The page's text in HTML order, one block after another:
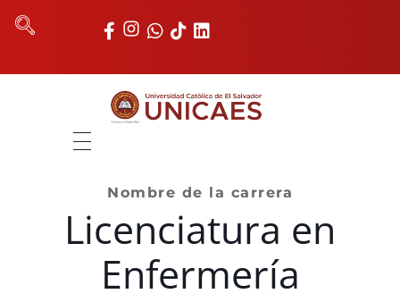
FACULTADES
Nombre de la carrera
Licenciatura en
Enfermería